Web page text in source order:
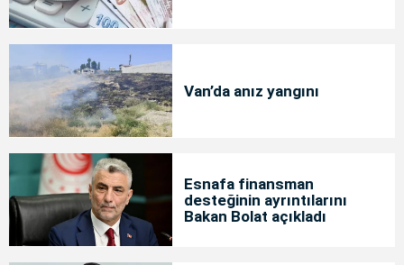
Van’da anız yangını
Esnafa finansman
desteğinin ayrıntılarını
Bakan Bolat açıkladı